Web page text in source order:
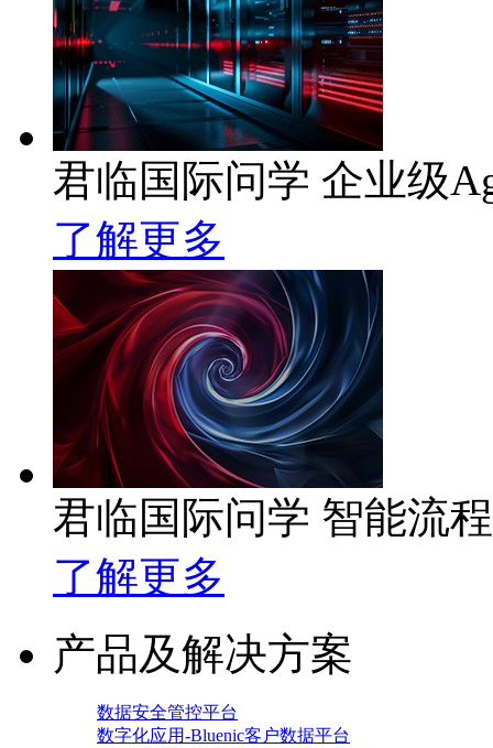
君临国际问学 企业级
了解更多
君临国际问学 智能流
了解更多
产品及解决方案
数据安全管控平台
数字化应用-Bluenic客户数据平台